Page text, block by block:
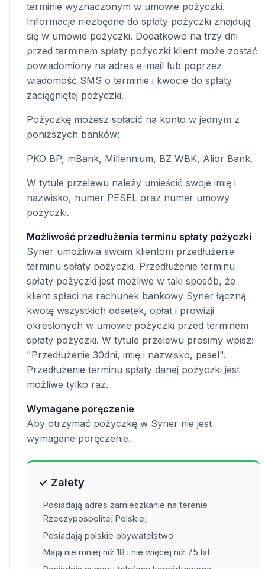
terminie wyznaczonym w umowie pożyczki.
Informacje niezbędne do spłaty pożyczki znajdują
się w umowie pożyczki. Dodatkowo na trzy dni
przed terminem spłaty pożyczki klient może zostać
powiadomiony na adres e-mail lub poprzez
wiadomość SMS o terminie i kwocie do spłaty
zaciągniętej pożyczki.
Pożyczkę możesz spłacić na konto w jednym z
poniższych banków:
PKO BP, mBank, Millennium, BZ WBK, Alior Bank.
W tytule przelewu należy umieścić swoje imię i
nazwisko, numer PESEL oraz numer umowy
pożyczki.
Możliwość przedłużenia terminu spłaty pożyczki
Syner umożliwia swoim klientom przedłużenie
terminu spłaty pożyczki. Przedłużenie terminu
spłaty pożyczki jest możliwe w taki sposób, że
klient spłaci na rachunek bankowy Syner łączną
kwotę wszystkich odsetek, opłat i prowizji
określonych w umowie pożyczki przed terminem
spłaty pożyczki. W tytule przelewu prosimy wpisz:
"Przedłużenie 30dni, imię i nazwisko, pesel".
Przedłużenie terminu spłaty danej pożyczki jest
możliwe tylko raz.
Wymagane poręczenie
Aby otrzymać pożyczkę w Syner nie jest
wymagane poręczenie.
✓ Zalety
Posiadają adres zamieszkanie na terenie
Rzeczypospolitej Polskiej
Posiadają polskie obywatelstwo
Mają nie mniej niż 18 i nie więcej niż 75 lat